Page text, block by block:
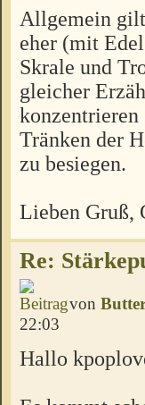
Allgemein
eher (mit
Skrale und
gleicher
Tränken der
zu besiegen.
Lieben Gruß,
Re:
von
22:03
Hallo